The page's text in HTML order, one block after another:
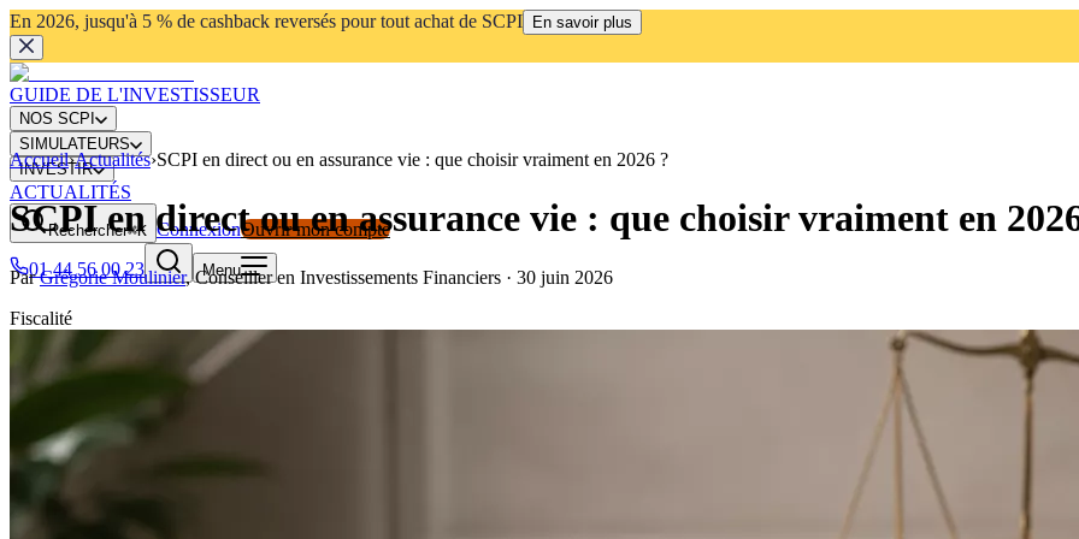
En 2026, jusqu'à 5 % de cashback reversés pour tout achat de SCPI En savoir plus
GUIDE DE L'INVESTISSEUR
NOS SCPI
SIMULATEURS
INVESTIR
ACTUALITÉS
Rechercher⌘K ConnexionOuvrir mon compte
01 44 56 00 23
Menu
Accueil›Actualités›SCPI en direct ou en assurance vie : que choisir vraiment en 2026 ?
SCPI en direct ou en assurance vie : que choisir vraiment en
Par Grégorie Moulinier,Conseiller en Investissements Financiers · 30 juin 2026
Fiscalité